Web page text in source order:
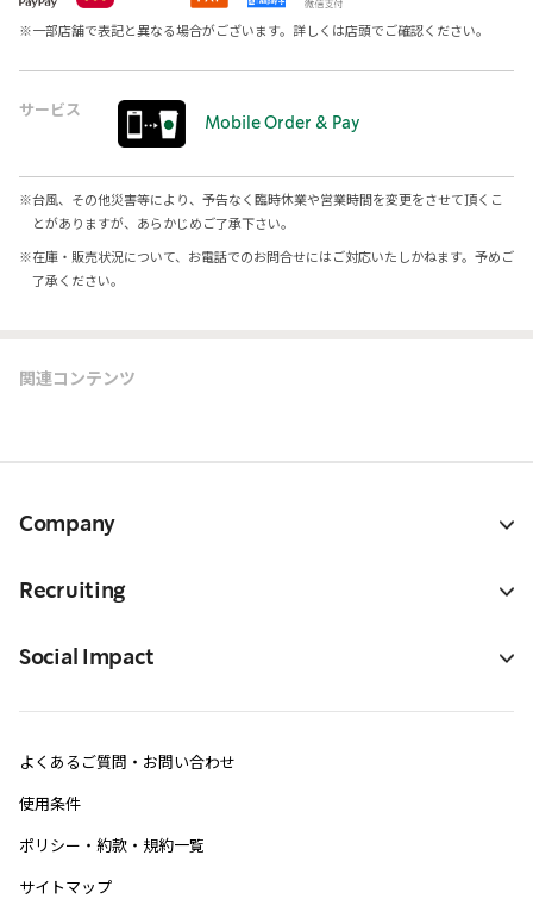
※一部店舗で表記と異なる場合がございます。詳しくは店頭でご確認ください。
サービス
Mobile Order & Pay
※台風、その他災害等により、予告なく臨時休業や営業時間を変更をさせて頂くこ
とがありますが、あらかじめご了承下さい。
※在庫・販売状況について、お電話でのお問合せにはご対応いたしかねます。予めご
了承ください。
関連コンテンツ
Company
Recruiting
Social Impact
よくあるご質問・お問い合わせ
使用条件
ポリシー・約款・規約一覧
サイトマップ